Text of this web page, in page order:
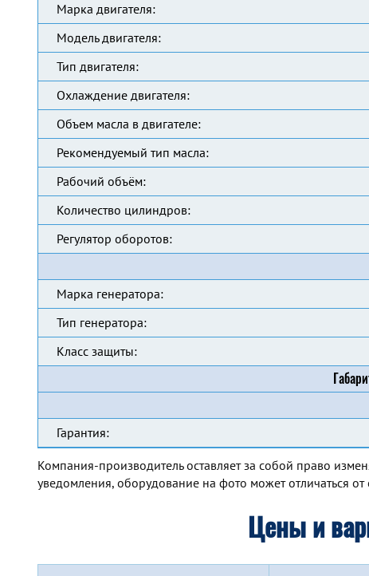
Марка двигателя:
Модель двигателя:
Тип двигателя:
Охлаждение двигателя:
Объем масла в двигателе:
Рекомендуемый тип масла:
Рабочий объём:
Количество цилиндров:
Регулятор оборотов:
Марка генератора:
Тип генератора:
Класс защиты:
Гарантия:
Компания-производитель оставляет за собой право
уведомления, оборудование на фото может отличаться от
Цены и